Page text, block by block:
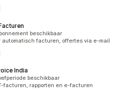
beschikbaar
automatisch facturen, offertes via e-mail
India
beschikbaar
facturen, rapporten en e-facturen